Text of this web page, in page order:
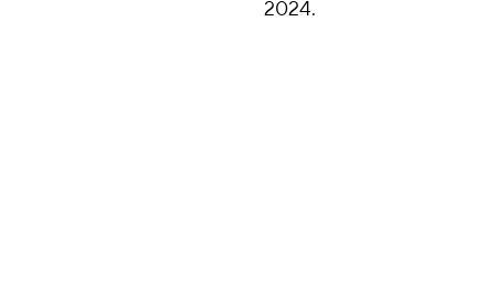
2024.